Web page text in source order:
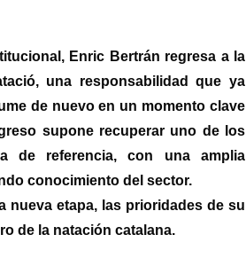
Enric Bertrán regresa a la
una responsabilidad que ya
de nuevo en un momento clave
supone recuperar uno de los
de referencia, con una amplia
conocimiento del sector.
nueva etapa, las prioridades de su
de la natación catalana.